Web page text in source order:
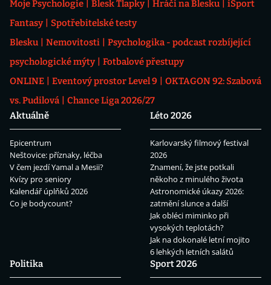
Moje Psychologie Blesk Tlapky Hráči na Blesku
iSport
Fantasy
Spotřebitelské testy
Blesku
Nemovitosti
Psychologika - podcast rozbíjející
psychologické mýty
Fotbalové přestupy
ONLINE
Eventový prostor Level 9
OKTAGON 92: Szabová
vs. Pudilová
Chance Liga 2026/27
Aktuálně
Epicentrum
Neštovice: příznaky, léčba
V čem jezdí Yamal a Mesii?
Kvízy pro seniory
Kalendář úplňků 2026
Co je bodycount?
Léto 2026
Karlovarský filmový festival
2026
Znamení, že jste potkali
někoho z minulého života
Astronomické úkazy 2026:
zatmění slunce a další
Jak obléci miminko při
vysokých teplotách?
Jak na dokonalé letní mojito
6 lehkých letních salátů
Politika
Sport 2026